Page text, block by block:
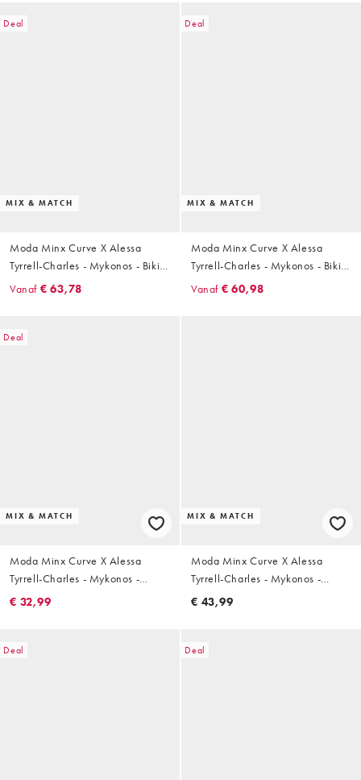
Deal
MIX & MATCH
Moda Minx Curve X Alessa
Tyrrell-Charles - Mykonos - Bikini
met print in blauw
Vanaf € 63,78
Deal
MIX & MATCH
Moda Minx Curve X Alessa
Tyrrell-Charles - Mykonos - Bikini
met print in blauw
Vanaf € 60,98
Deal
MIX & MATCH
Moda Minx Curve X Alessa
Tyrrell-Charles - Mykonos -
Triangel bikinitopje met print in
€ 32,99
MIX & MATCH
Moda Minx Curve X Alessa
Tyrrell-Charles - Mykonos -
Triangel bikinitopje met print in
€ 43,99
Deal Deal